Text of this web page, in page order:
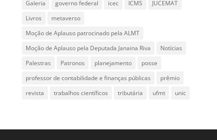
Galeria
governo federal icec ICMS
JUCEMAT
Livros
metaverso
Moção de Aplauso patrocinado pela ALMT
Moção de Aplauso pela Deputada Janaina Riva
Notícias
Palestras
Patronos planejamento
posse
professor de contabilidade e finanças públicas
prêmio
revista
trabalhos científicos tributária ufmt unic